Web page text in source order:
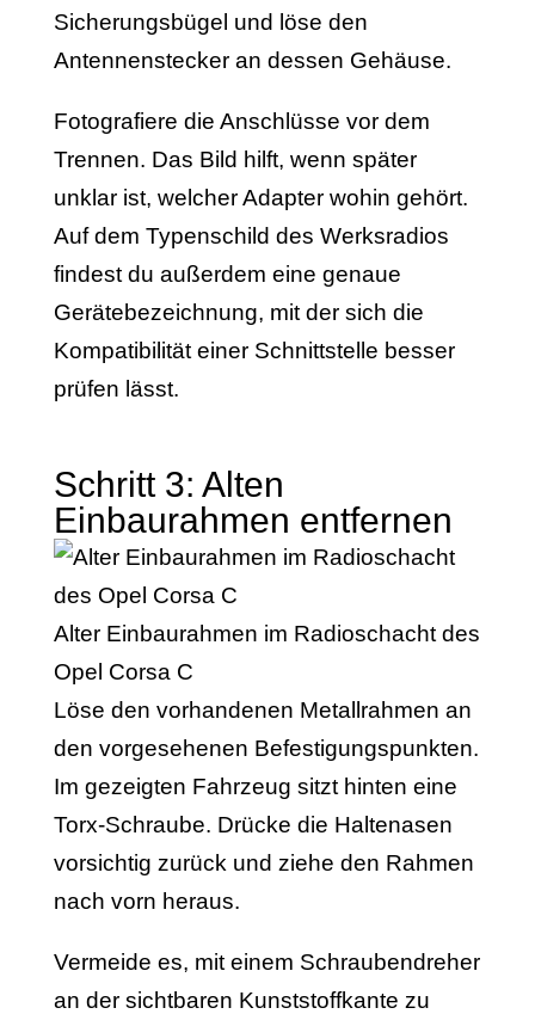
Sicherungsbügel und löse den
Antennenstecker an dessen Gehäuse.
Fotografiere die Anschlüsse vor dem
Trennen. Das Bild hilft, wenn später
unklar ist, welcher Adapter wohin gehört.
Auf dem Typenschild des Werksradios
findest du außerdem eine genaue
Gerätebezeichnung, mit der sich die
Kompatibilität einer Schnittstelle besser
prüfen lässt.
Schritt 3: Alten
Einbaurahmen entfernen
Alter Einbaurahmen im Radioschacht des
Opel Corsa C
Löse den vorhandenen Metallrahmen an
den vorgesehenen Befestigungspunkten.
Im gezeigten Fahrzeug sitzt hinten eine
Torx-Schraube. Drücke die Haltenasen
vorsichtig zurück und ziehe den Rahmen
nach vorn heraus.
Vermeide es, mit einem Schraubendreher
an der sichtbaren Kunststoffkante zu